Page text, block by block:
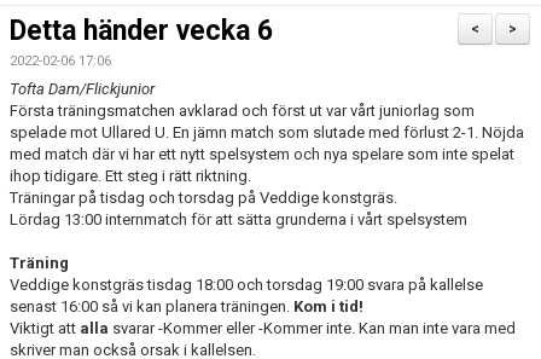
LEDARE / TRUPP
BILDGALLERI
DOKUMENT
>
<
Detta händer vecka 6
2022-02-06 17:06
Tofta Dam/Flickjunior
Första träningsmatchen avklarad och först ut var vårt juniorlag som
spelade mot Ullared U. En jämn match som slutade med förlust 2-1. Nöjda
med match där vi har ett nytt spelsystem och nya spelare som inte spelat
ihop tidigare. Ett steg i rätt riktning.
Träningar på tisdag och torsdag på Veddige konstgräs.
Lördag 13:00 internmatch för att sätta grunderna i vårt spelsystem
Träning
Veddige konstgräs tisdag 18:00 och torsdag 19:00 svara på kallelse
senast 16:00 så vi kan planera träningen. Kom i tid!
Viktigt att alla svarar -Kommer eller -Kommer inte. Kan man inte vara med
skriver man också orsak i kallelsen.